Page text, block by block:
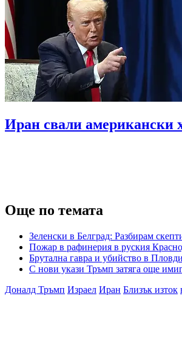
Иран свали американски
Още по темата
Зеленски в Белград: Разбирам
Пожар в рафинерия в руския
Брутална гавра и убийство в
С нови укази Тръмп затяга още
Доналд Тръмп Израел Иран Близък изток